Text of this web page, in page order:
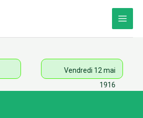
Vendredi 12 mai
1916